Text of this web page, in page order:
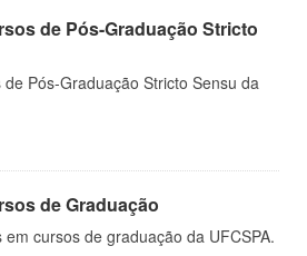
de Pós-Graduação Stricto
Pós-Graduação Stricto Sensu da
de Graduação
cursos de graduação da UFCSPA.